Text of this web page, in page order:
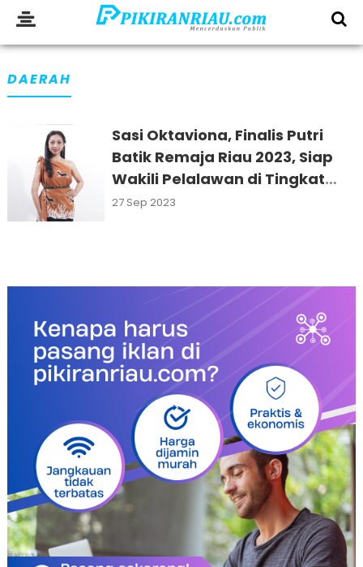
DAERAH
Sasi Oktaviona, Finalis Putri
Batik Remaja Riau 2023, Siap
Wakili Pelalawan di Tingkat
Nasional
27 Sep 2023